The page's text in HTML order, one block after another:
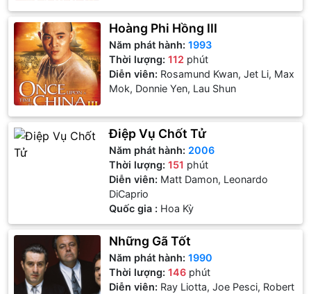
Hoàng Phi Hồng III
Năm phát hành:1993
Thời lượng:112 phút
Diễn viên: Rosamund Kwan, Jet Li, Max
Mok, Donnie Yen, Lau Shun
Điệp Vụ Chốt Tử
Năm phát hành: 2006
Thời lượng:151 phút
Diễn viên: Matt Damon, Leonardo
DiCaprio
Quốc gia : Hoa Kỳ
Những Gã Tốt
Năm phát hành:1990
Thời lượng:146 phút
Diễn viên: Ray Liotta, Joe Pesci, Robert